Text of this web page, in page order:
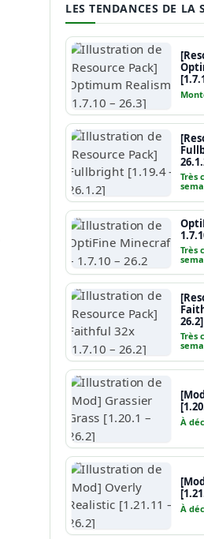
LES TENDANCES DE LA
Très
Très
26.2]
Très
À
À